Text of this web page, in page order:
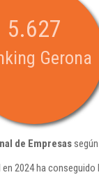
5.627
Gerona
de Empresas
2024 ha